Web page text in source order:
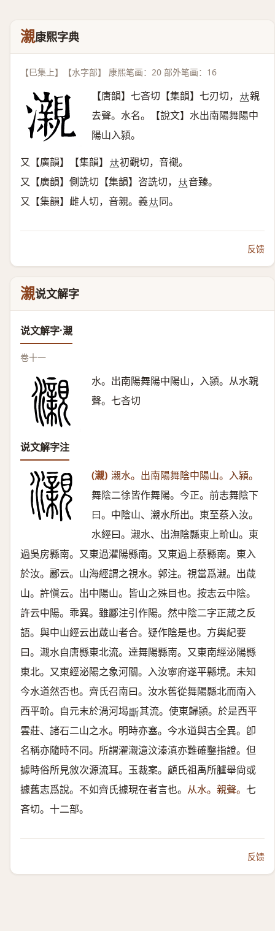
瀙康熙字典
【巳集上】【水字部】 康熙笔画：20 部外笔画：16
【唐韻】七吝切【集韻】七刃切， 𠀤親
去聲。水名。【說文】水出南陽舞陽中
陽山入潁。
又【廣韻】【集韻】 𠀤初覲切，音襯。
又【廣韻】側詵切【集韻】咨詵切， 𠀤音臻。
又【集韻】雌人切，音親。義𠀤同。
反馈
瀙说文解字
说文解字·瀙
卷十一
水。出南陽舞陽中陽山，入潁。从水親
聲。七吝切
说文解字注
(瀙) 瀙水。出南陽舞陰中陽山。入潁。
舞陰二徐皆作舞陽。今正。前志舞陰下
曰。中陰山、瀙水所出。東至蔡入汝。
水經曰。瀙水、出潕陰縣東上畍山。東
過吳房縣南。又東過灈陽縣南。又東過上蔡縣南。東入
於汝。酈云。山海經謂之視水。郭注。視當爲瀙。出葴
山。許愼云。出中陽山。皆山之殊目也。按志云中陰。
許云中陽。乖異。雖酈注引作陽。然中陰二字正葴之反
語。與中山經云出葴山者合。疑作陰是也。方輿紀要
曰。瀙水自唐縣東北流。達舞陽縣南。又東南經泌陽縣
東北。又東經泌陽之象河關。入汝寧府遂平縣境。未知
今水道然否也。齊氏召南曰。汝水舊從舞陽縣北而南入
西平畍。自元末於渦河堨𣃔 其流。使東歸潁。於是西平
雲莊、諸石二山之水。明時亦塞。今水道與古全異。卽
名稱亦隨時不同。所謂灈瀙澺汶溱滇亦難確鑿指證。但
據時俗所見敘次源流耳。玉裁案。顧氏祖禹所臚舉尙或
據舊志爲說。不如齊氏據現在者言也。 从水。親聲。 七
吝切。十二部。
反馈